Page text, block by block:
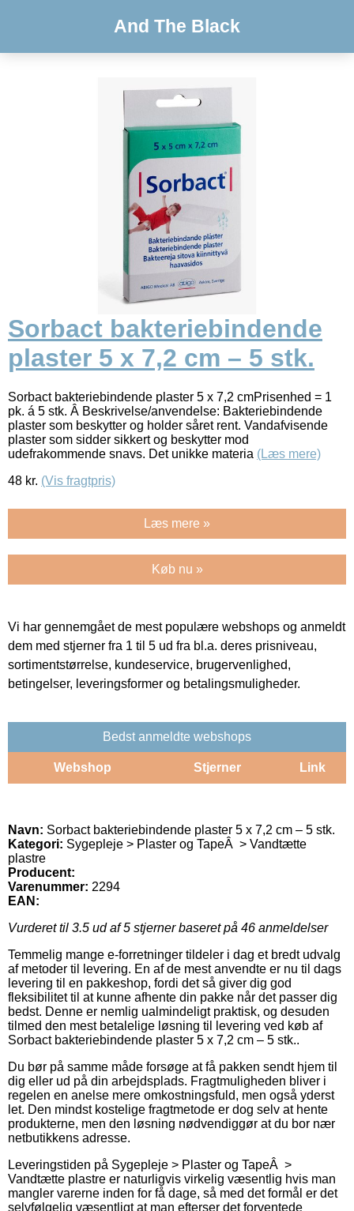
And The Black
Sorbact bakteriebindende
plaster 5 x 7,2 cm – 5 stk.
Sorbact bakteriebindende plaster 5 x 7,2 cmPrisenhed = 1
pk. á 5 stk. Â Beskrivelse/anvendelse: Bakteriebindende
plaster som beskytter og holder såret rent. Vandafvisende
plaster som sidder sikkert og beskytter mod
udefrakommende snavs. Det unikke materia (Læs mere)
48 kr. (Vis fragtpris)
Læs mere »
Køb nu »
Vi har gennemgået de mest populære webshops og anmeldt
dem med stjerner fra 1 til 5 ud fra bl.a. deres prisniveau,
sortimentstørrelse, kundeservice, brugervenlighed,
betingelser, leveringsformer og betalingsmuligheder.
Bedst anmeldte webshops
Webshop Stjerner Link
Navn: Sorbact bakteriebindende plaster 5 x 7,2 cm – 5 stk.
Kategori: Sygepleje > Plaster og TapeÂ > Vandtætte
plastre
Producent:
Varenummer: 2294
EAN:
Vurderet til 3.5 ud af 5 stjerner baseret på 46 anmeldelser
Temmelig mange e-forretninger tildeler i dag et bredt udvalg
af metoder til levering. En af de mest anvendte er nu til dags
levering til en pakkeshop, fordi det så giver dig god
fleksibilitet til at kunne afhente din pakke når det passer dig
bedst. Denne er nemlig ualmindeligt praktisk, og desuden
tilmed den mest betalelige løsning til levering ved køb af
Sorbact bakteriebindende plaster 5 x 7,2 cm – 5 stk..
Du bør på samme måde forsøge at få pakken sendt hjem til
dig eller ud på din arbejdsplads. Fragtmuligheden bliver i
regelen en anelse mere omkostningsfuld, men også yderst
let. Den mindst kostelige fragtmetode er dog selv at hente
produkterne, men den løsning nødvendiggør at du bor nær
netbutikkens adresse.
Leveringstiden på Sygepleje > Plaster og TapeÂ >
Vandtætte plastre er naturligvis virkelig væsentlig hvis man
mangler varerne inden for få dage, så med det formål er det
selvfølgelig væsentligt at man efterser det forventede